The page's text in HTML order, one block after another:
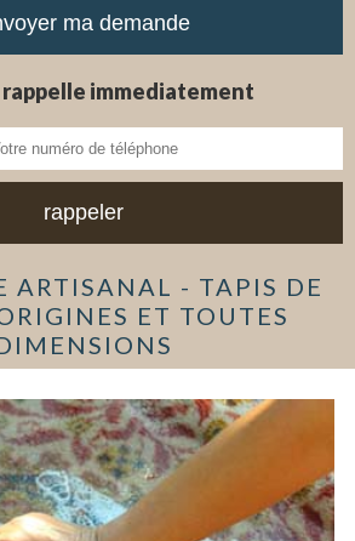
rappelle immediatement
ARTISANAL - TAPIS DE
ET TOUTES